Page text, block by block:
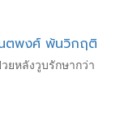
นตพงศ์ พ้นวิกฤติ
ยหลังวูบรักษากว่า